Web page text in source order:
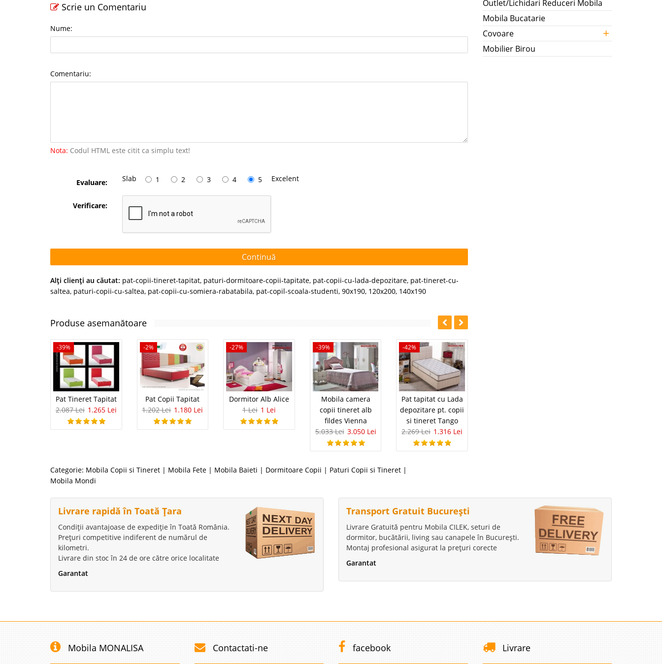
Scrie un Comentariu
Nume:
Comentariu:
Nota: Codul HTML este citit ca simplu text!
Evaluare: Slab 1 2 3 4 5 Excelent
Verificare:
Continuă
Alţi clienţi au căutat: pat-copii-tineret-tapitat, paturi-dormitoare-copii-tapitate, pat-copii-cu-lada-depozitare, pat-tineret-cu-
saltea, paturi-copii-cu-saltea, pat-copii-cu-somiera-rabatabila, pat-copil-scoala-studenti, 90x190, 120x200, 140x190
Produse asemanătoare
-39%
Pat Tineret Tapitat
2.087 Lei 1.265 Lei
-2%
Pat Copii Tapitat
1.202 Lei 1.180 Lei
-27%
Dormitor Alb Alice
1 Lei 1 Lei
-39%
Mobila camera
copii tineret alb
fildes Vienna
5.033 Lei 3.050 Lei
-42%
Pat tapitat cu Lada
depozitare pt. copii
si tineret Tango
2.269 Lei 1.316 Lei
Categorie: Mobila Copii si Tineret | Mobila Fete | Mobila Baieti | Dormitoare Copii | Paturi Copii si Tineret |
Mobila Mondi
Outlet/Lichidari Reduceri Mobila
Mobila Bucatarie
Covoare
+
Mobilier Birou
Livrare rapidă în Toată Țara
Condiții avantajoase de expediție în Toată România.
Prețuri competitive indiferent de numărul de
kilometri.
Livrare din stoc în 24 de ore către orice localitate
Garantat
Transport Gratuit București
Livrare Gratuită pentru Mobila CILEK, seturi de
dormitor, bucătării, living sau canapele în București.
Montaj profesional asigurat la prețuri corecte
Garantat
Mobila MONALISA Contactati-ne facebook Livrare